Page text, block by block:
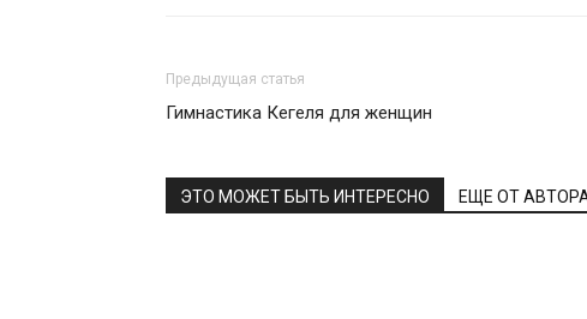
Предыдущая статья
Гимнастика Кегеля для женщин
ЭТО МОЖЕТ БЫТЬ ИНТЕРЕСНО ЕЩЕ ОТ